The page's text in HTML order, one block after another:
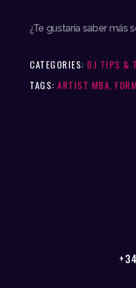
¿Te gustaría saber más
CATEGORIES: DJ TIPS &
TAGS: ARTIST MBA,